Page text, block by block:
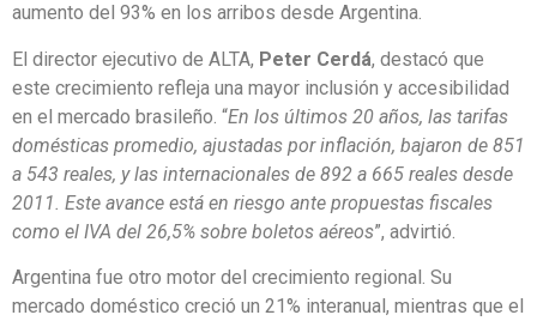
aumento del 93% en los arribos desde Argentina.
El director ejecutivo de ALTA, Peter Cerdá, destacó que
este crecimiento refleja una mayor inclusión y accesibilidad
en el mercado brasileño. “En los últimos 20 años, las tarifas
domésticas promedio, ajustadas por inflación, bajaron de 851
a 543 reales, y las internacionales de 892 a 665 reales desde
2011. Este avance está en riesgo ante propuestas fiscales
como el IVA del 26,5% sobre boletos aéreos”, advirtió.
Argentina fue otro motor del crecimiento regional. Su
mercado doméstico creció un 21% interanual, mientras que el